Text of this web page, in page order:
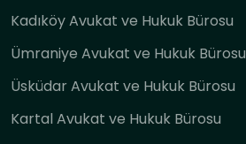
Kadıköy Avukat ve Hukuk Bürosu
Ümraniye Avukat ve Hukuk Bürosu
Üsküdar Avukat ve Hukuk Bürosu
Kartal Avukat ve Hukuk Bürosu